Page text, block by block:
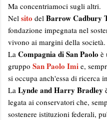
Ma concentriamoci sugli altri.
Nel sito del Barrow Cadbury
fondazione impegnata nel
vivono ai margini della società.
La Compagnia di San Paolo è
gruppo San Paolo Imi e,
si occupa anch'essa di ricerca
La Lynde and Harry Bradley
legata ai conservatori che,
sostenere istituzioni federali,